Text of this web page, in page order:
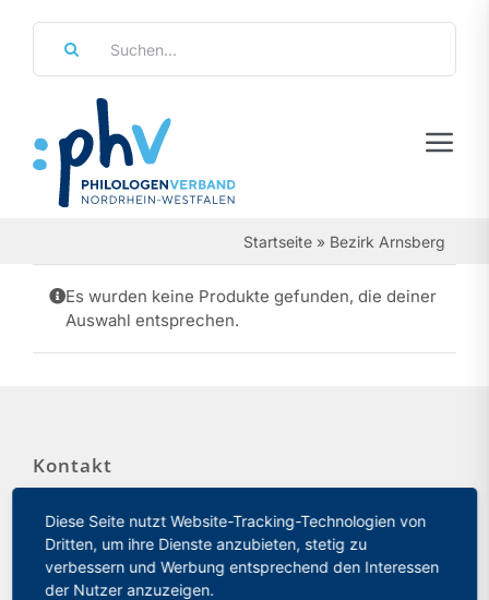
springen
Regierungsbezirke
Über Uns
Leistungen & Service
Presse
Recht
Startseite » Bezirk Arnsberg
Es wurden keine Produkte gefunden, die deiner
Auswahl entsprechen.
Kontakt
Philologenverband Nordrhein-Westfalen
Graf-Adolf-Str. 84
40210 Düsseldorf
Diese Seite nutzt Website-Tracking-Technologien von
Dritten, um ihre Dienste anzubieten, stetig zu
verbessern und Werbung entsprechend den Interessen
der Nutzer anzuzeigen.